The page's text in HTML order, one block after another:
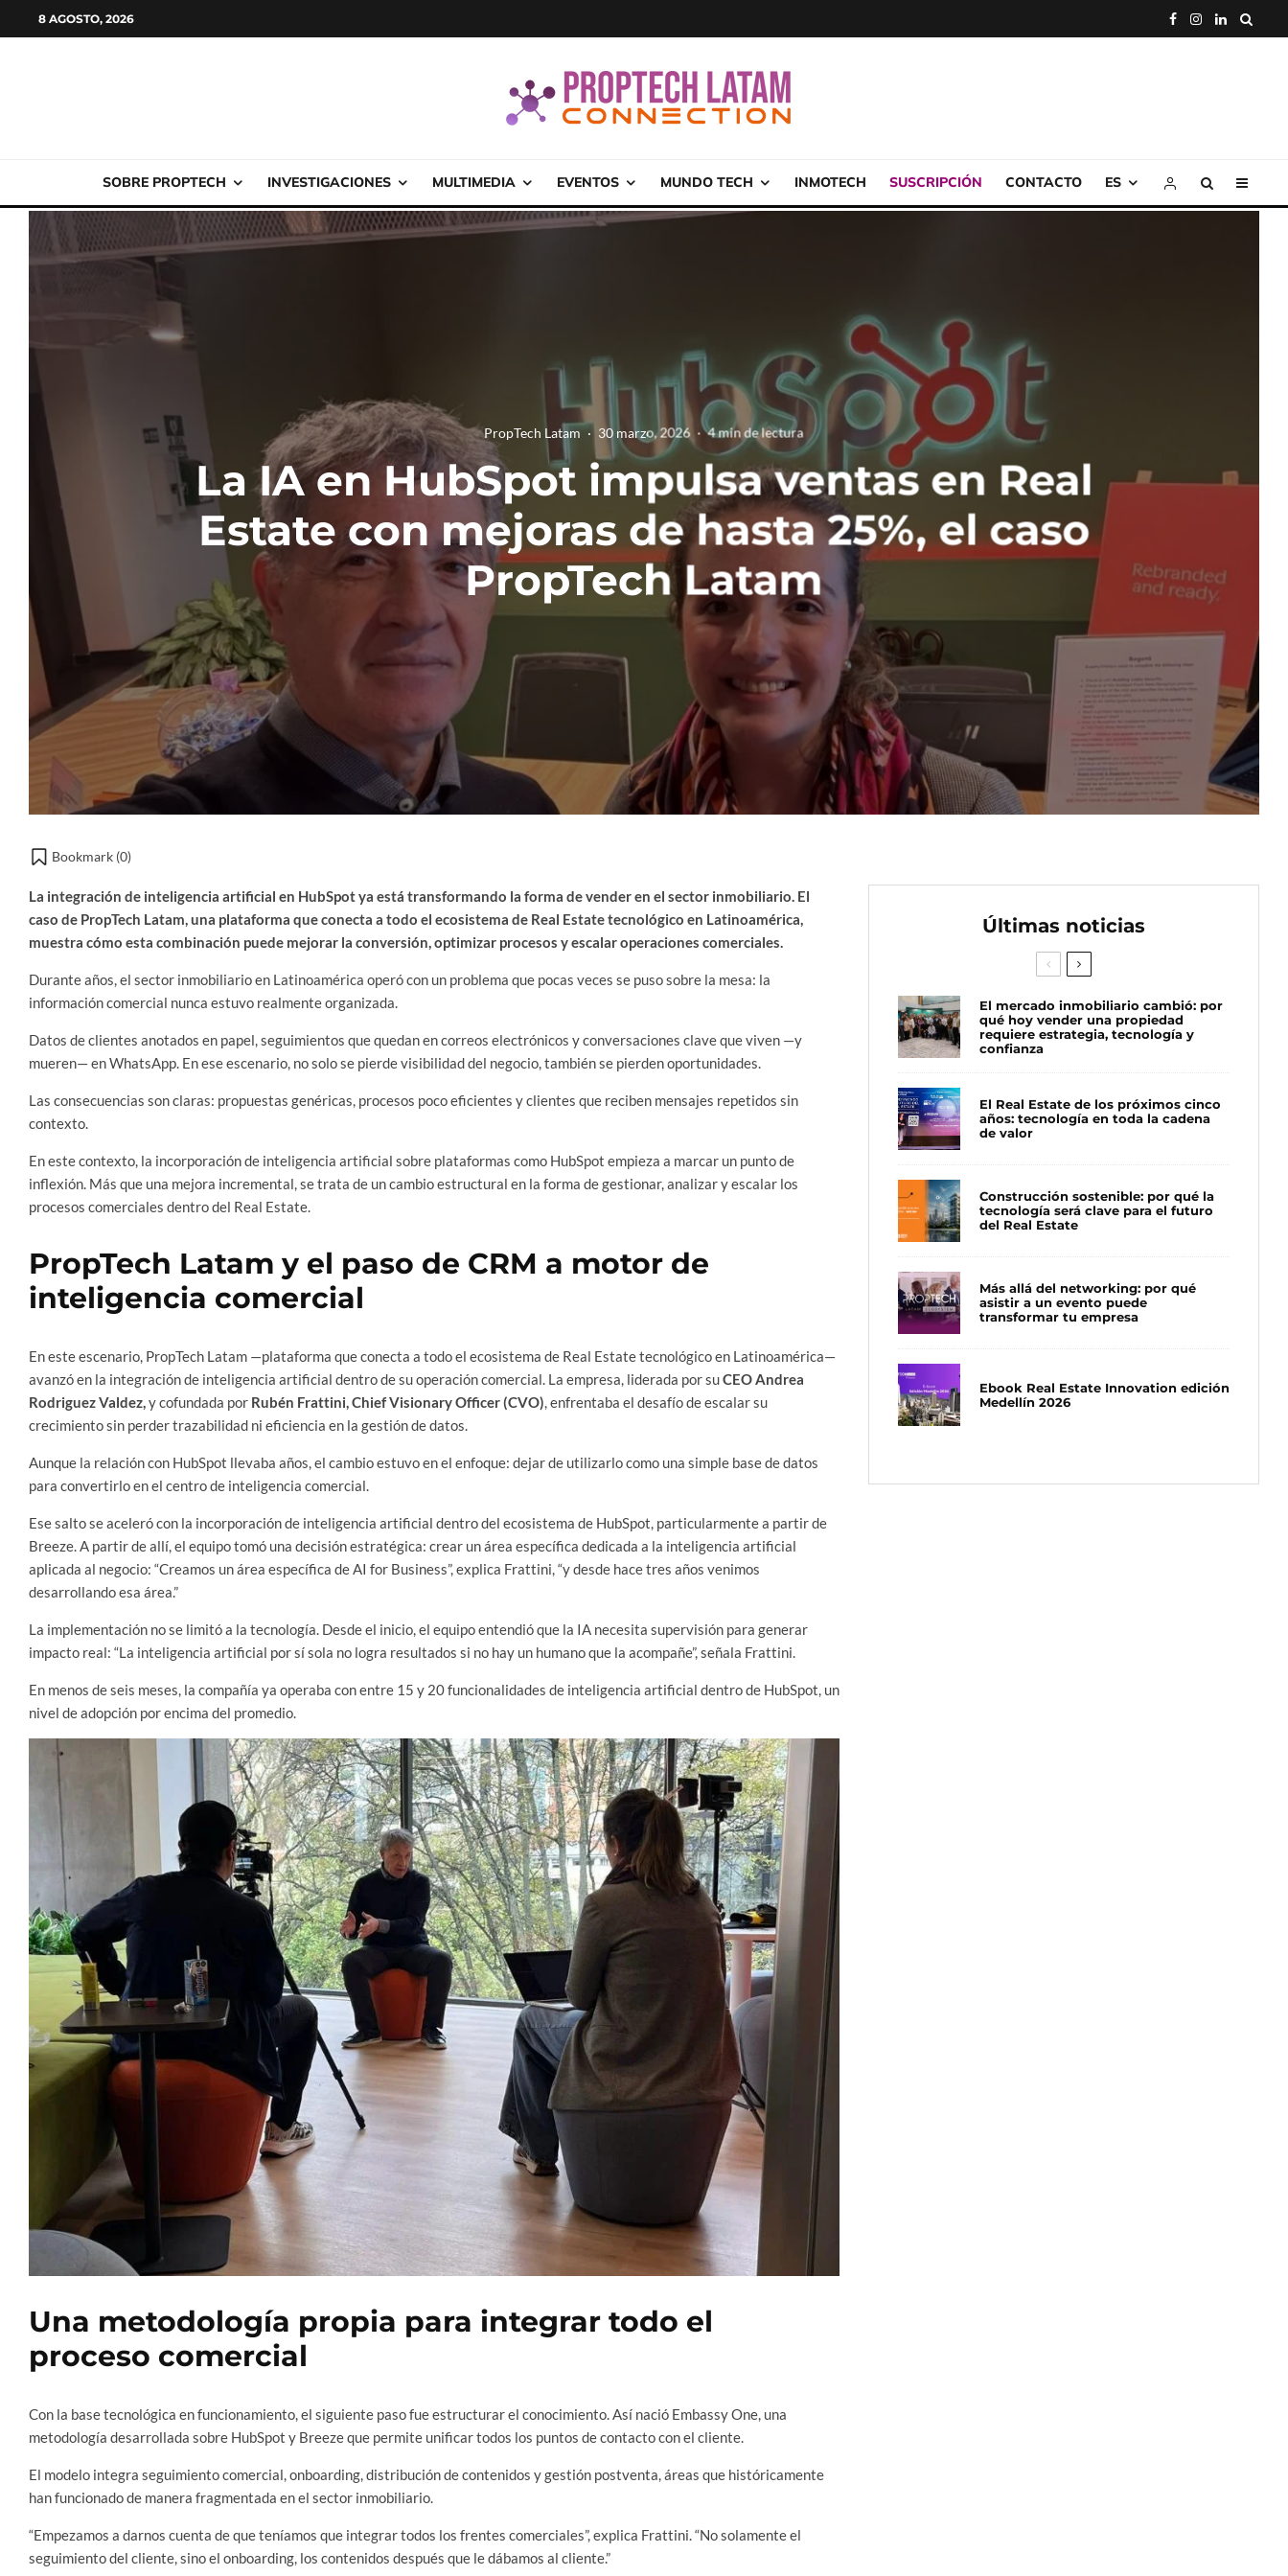
8 AGOSTO, 2026
SOBRE PROPTECH INVESTIGACIONES MULTIMEDIA EVENTOS MUNDO TECH INMOTECH SUSCRIPCIÓN CONTACTO ES
PropTech Latam · 30 marzo, 2026 · 4 min de lectura
La IA en HubSpot impulsa ventas en Real
Estate con mejoras de hasta 25%, el caso
PropTech Latam
Bookmark (0)
La integración de inteligencia artificial en HubSpot ya está transformando la forma de vender en el sector inmobiliario. El
caso de PropTech Latam, una plataforma que conecta a todo el ecosistema de Real Estate tecnológico en Latinoamérica,
muestra cómo esta combinación puede mejorar la conversión, optimizar procesos y escalar operaciones comerciales.
Durante años, el sector inmobiliario en Latinoamérica operó con un problema que pocas veces se puso sobre la mesa: la
información comercial nunca estuvo realmente organizada.
Datos de clientes anotados en papel, seguimientos que quedan en correos electrónicos y conversaciones clave que viven —y
mueren— en WhatsApp. En ese escenario, no solo se pierde visibilidad del negocio, también se pierden oportunidades.
Las consecuencias son claras: propuestas genéricas, procesos poco eficientes y clientes que reciben mensajes repetidos sin
contexto.
En este contexto, la incorporación de inteligencia artificial sobre plataformas como HubSpot empieza a marcar un punto de
inflexión. Más que una mejora incremental, se trata de un cambio estructural en la forma de gestionar, analizar y escalar los
procesos comerciales dentro del Real Estate.
PropTech Latam y el paso de CRM a motor de
inteligencia comercial
En este escenario, PropTech Latam —plataforma que conecta a todo el ecosistema de Real Estate tecnológico en Latinoamérica—
avanzó en la integración de inteligencia artificial dentro de su operación comercial. La empresa, liderada por suCEO Andrea
Rodriguez Valdez,y cofundada por Rubén Frattini, Chief Visionary Officer (CVO), enfrentaba el desafío de escalar su
crecimiento sin perder trazabilidad ni eficiencia en la gestión de datos.
Aunque la relación con HubSpot llevaba años, el cambio estuvo en el enfoque: dejar de utilizarlo como una simple base de datos
para convertirlo en el centro de inteligencia comercial.
Ese salto se aceleró con la incorporación de inteligencia artificial dentro del ecosistema de HubSpot, particularmente a partir de
Breeze. A partir de allí, el equipo tomó una decisión estratégica: crear un área específica dedicada a la inteligencia artificial
aplicada al negocio: “Creamos un área específica de AI for Business”, explica Frattini, “y desde hace tres años venimos
desarrollando esa área.”
La implementación no se limitó a la tecnología. Desde el inicio, el equipo entendió que la IA necesita supervisión para generar
impacto real: “La inteligencia artificial por sí sola no logra resultados si no hay un humano que la acompañe”, señala Frattini.
En menos de seis meses, la compañía ya operaba con entre 15 y 20 funcionalidades de inteligencia artificial dentro de HubSpot, un
nivel de adopción por encima del promedio.
Una metodología propia para integrar todo el
proceso comercial
Con la base tecnológica en funcionamiento, el siguiente paso fue estructurar el conocimiento. Así nació Embassy One, una
metodología desarrollada sobre HubSpot y Breeze que permite unificar todos los puntos de contacto con el cliente.
El modelo integra seguimiento comercial, onboarding, distribución de contenidos y gestión postventa, áreas que históricamente
han funcionado de manera fragmentada en el sector inmobiliario.
“Empezamos a darnos cuenta de que teníamos que integrar todos los frentes comerciales”, explica Frattini. “No solamente el
seguimiento del cliente, sino el onboarding, los contenidos después que le dábamos al cliente.”
Últimas noticias
El mercado inmobiliario cambió: por
qué hoy vender una propiedad
requiere estrategia, tecnología y
confianza
El Real Estate de los próximos cinco
años: tecnología en toda la cadena
de valor
Construcción sostenible: por qué la
tecnología será clave para el futuro
del Real Estate
Más allá del networking: por qué
asistir a un evento puede
transformar tu empresa
Ebook Real Estate Innovation edición
Medellín 2026